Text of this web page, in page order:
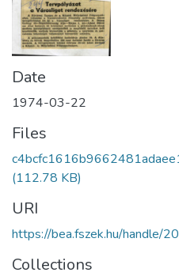
Date
1974-03-22
Files
(112.78 KB)
URI
https://bea.fszek.hu/handle/
Collections